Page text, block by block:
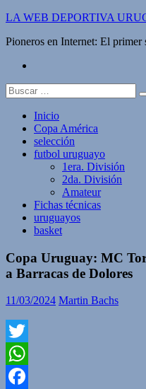
Saltar
contenido
LA WEB DEPORTIVA
Pioneros en Internet: El
Buscar:
Inicio
Copa América
selección
futbol uruguayo
1era. División
2da. División
Amateur
Fichas técnicas
uruguayos
basket
Copa Uruguay: MC
a Barracas de Dolores
11/03/2024 Martin Bachs
Twitter
WhatsApp